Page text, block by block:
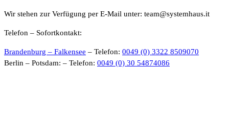
Wir stehen zur Verfügung per E-Mail unter: team@systemhaus.it
Telefon – Sofortkontakt:
Brandenburg – Falkensee – Telefon: 0049 (0) 3322 8509070
Berlin – Potsdam: – Telefon: 0049 (0) 30 54874086